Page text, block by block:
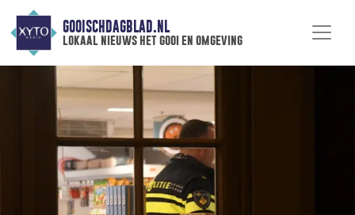
GOOISCHDAGBLAD.NL
lokaal nieuws het gooi en omgeving